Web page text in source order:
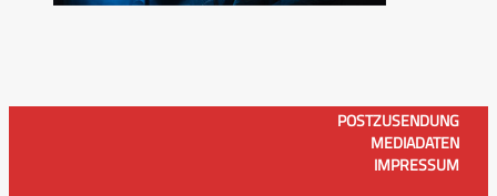
POSTZUSENDUNG
MEDIADATEN
IMPRESSUM